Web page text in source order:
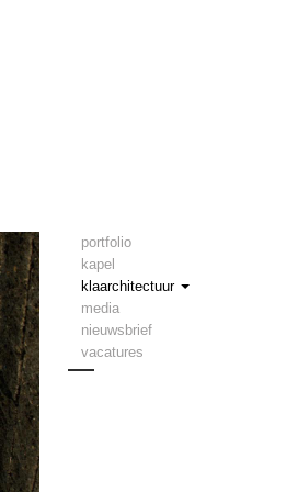
portfolio
kapel
klaarchitectuur
media
nieuwsbrief
vacatures